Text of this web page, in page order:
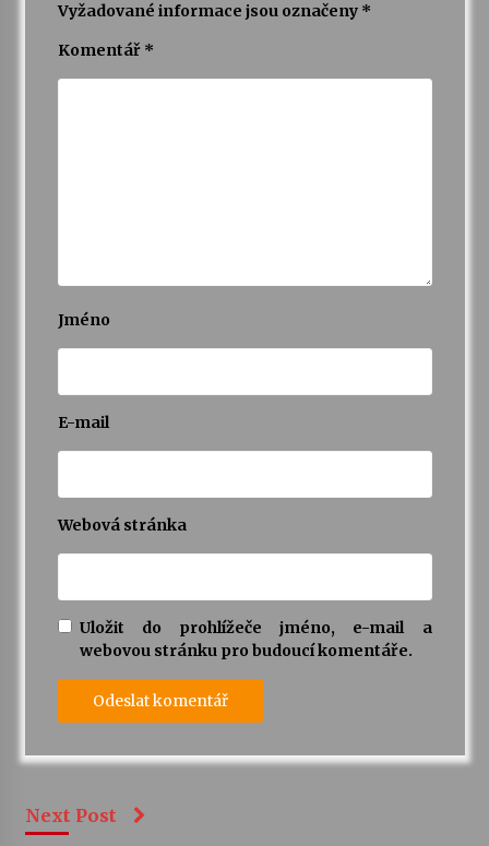
Vyžadované informace jsou označeny *
Komentář *
Jméno
E-mail
Webová stránka
Uložit do prohlížeče jméno, e-mail a
webovou stránku pro budoucí komentáře.
Next Post